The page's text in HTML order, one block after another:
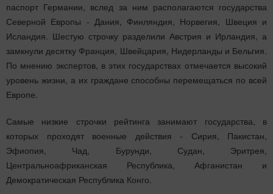
паспорт Германии, вслед за ним располагаются государства
Северной Европы - Дания, Финляндия, Норвегия, Швеция и
Исландия. Шестую строчку разделили Австрия и Ирландия, а
замкнули десятку Франция, Швейцария, Нидерланды и Бельгия.
По мнению экспертов, в этих государствах отмечается высокий
уровень жизни, а их граждане способны перемещаться по всей
Европе.
Самые низкие строчки рейтинга занимают государства, в
которых проходят военные действия - Сирия, Пакистан,
Эфиопия, Чад, Бурунди, Судан, Эритрея,
Центральноафриканская Республика, Афганистан и
Демократическая Республика Конго.